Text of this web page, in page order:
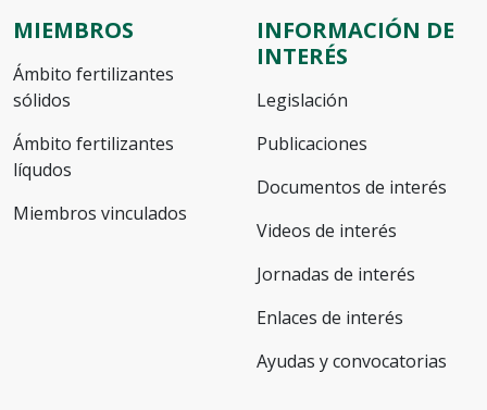
MIEMBROS
Ámbito fertilizantes
sólidos
Ámbito fertilizantes
líqudos
Miembros vinculados
INFORMACIÓN DE
INTERÉS
Legislación
Publicaciones
Documentos de interés
Videos de interés
Jornadas de interés
Enlaces de interés
Ayudas y convocatorias